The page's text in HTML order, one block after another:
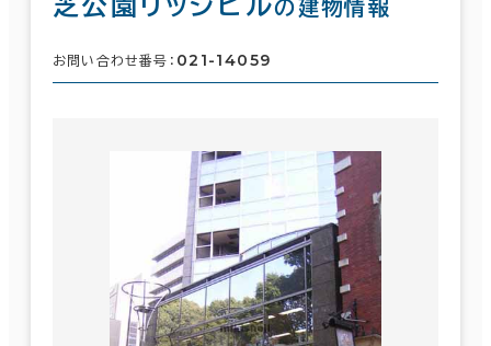
芝公園リッジビルの建物情報
お問い合わせ番号： 021-14059